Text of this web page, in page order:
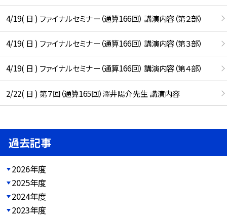
4/19( 日 ) ファイナルセミナー（通算166回） 講演内容（第２部）
4/19( 日 ) ファイナルセミナー（通算166回） 講演内容（第３部）
4/19( 日 ) ファイナルセミナー（通算166回） 講演内容（第４部）
2/22( 日 ) 第７回（通算165回）澤井陽介先生 講演内容
過去記事
2026年度
2025年度
2024年度
2023年度